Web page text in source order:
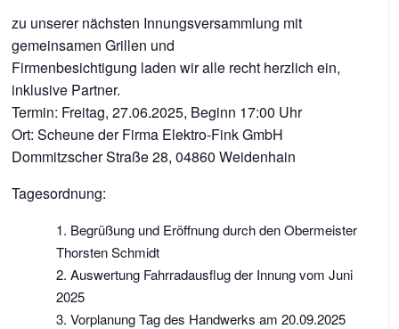
zu unserer nächsten Innungsversammlung mit
gemeinsamen Grillen und
Firmenbesichtigung laden wir alle recht herzlich ein,
inklusive Partner.
Termin: Freitag, 27.06.2025, Beginn 17:00 Uhr
Ort: Scheune der Firma Elektro-Fink GmbH
Dommitzscher Straße 28, 04860 Weidenhain
Tagesordnung:
Begrüßung und Eröffnung durch den Obermeister
Thorsten Schmidt
Auswertung Fahrradausflug der Innung vom Juni
2025
Vorplanung Tag des Handwerks am 20.09.2025